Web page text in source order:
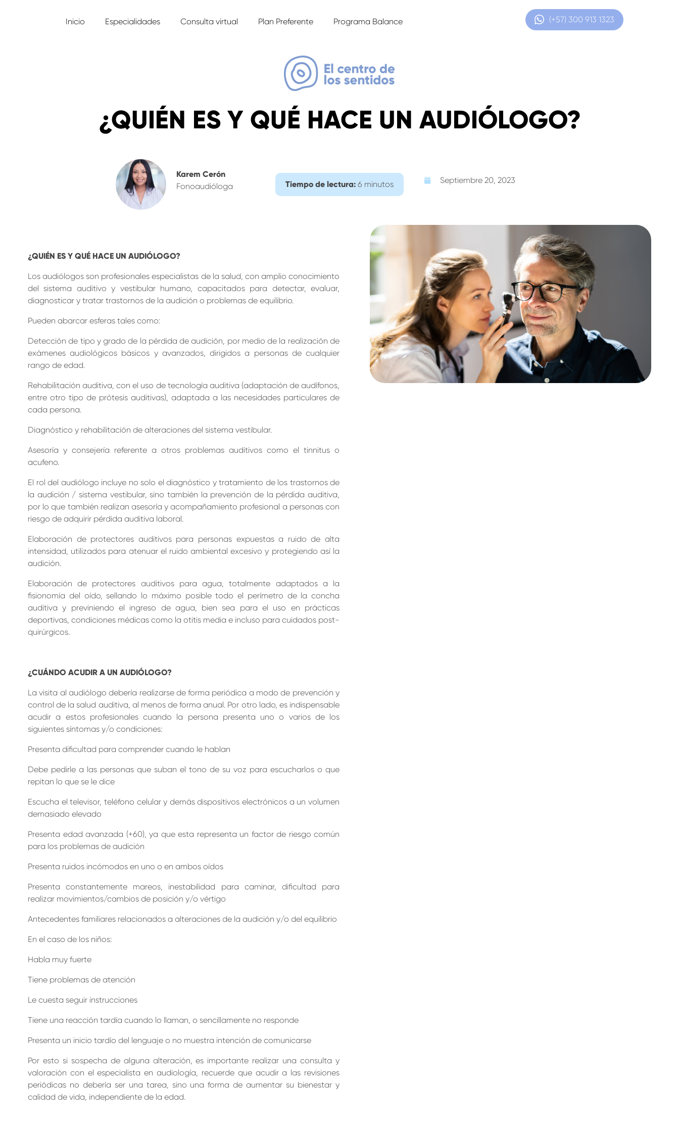
Inicio Especialidades Consulta virtual Plan Preferente Programa Balance (+57) 300 913 1323
¿QUIÉN ES Y QUÉ HACE UN AUDIÓLOGO?
Karem Cerón
Fonoaudióloga
Tiempo de lectura: 6 minutos Septiembre 20, 2023
¿QUIÉN ES Y QUÉ HACE UN AUDIÓLOGO?
Los audiólogos son profesionales especialistas de la salud, con amplio conocimiento
del sistema auditivo y vestibular humano, capacitados para detectar, evaluar,
diagnosticar y tratar trastornos de la audición o problemas de equilibrio.
Pueden abarcar esferas tales como:
Detección de tipo y grado de la pérdida de audición, por medio de la realización de
exámenes audiológicos básicos y avanzados, dirigidos a personas de cualquier
rango de edad.
Rehabilitación auditiva, con el uso de tecnología auditiva (adaptación de audífonos,
entre otro tipo de prótesis auditivas), adaptada a las necesidades particulares de
cada persona.
Diagnóstico y rehabilitación de alteraciones del sistema vestibular.
Asesoría y consejería referente a otros problemas auditivos como el tinnitus o
acufeno.
El rol del audiólogo incluye no solo el diagnóstico y tratamiento de los trastornos de
la audición / sistema vestibular, sino también la prevención de la pérdida auditiva,
por lo que también realizan asesoría y acompañamiento profesional a personas con
riesgo de adquirir pérdida auditiva laboral.
Elaboración de protectores auditivos para personas expuestas a ruido de alta
intensidad, utilizados para atenuar el ruido ambiental excesivo y protegiendo así la
audición.
Elaboración de protectores auditivos para agua, totalmente adaptados a la
fisionomía del oído, sellando lo máximo posible todo el perímetro de la concha
auditiva y previniendo el ingreso de agua, bien sea para el uso en prácticas
deportivas, condiciones médicas como la otitis media e incluso para cuidados post-
quirúrgicos.
¿CUÁNDO ACUDIR A UN AUDIÓLOGO?
La visita al audiólogo debería realizarse de forma periódica a modo de prevención y
control de la salud auditiva, al menos de forma anual. Por otro lado, es indispensable
acudir a estos profesionales cuando la persona presenta uno o varios de los
siguientes síntomas y/o condiciones:
Presenta dificultad para comprender cuando le hablan
Debe pedirle a las personas que suban el tono de su voz para escucharlos o que
repitan lo que se le dice
Escucha el televisor, teléfono celular y demás dispositivos electrónicos a un volumen
demasiado elevado
Presenta edad avanzada (+60), ya que esta representa un factor de riesgo común
para los problemas de audición
Presenta ruidos incómodos en uno o en ambos oídos
Presenta constantemente mareos, inestabilidad para caminar, dificultad para
realizar movimientos/cambios de posición y/o vértigo
Antecedentes familiares relacionados a alteraciones de la audición y/o del equilibrio
En el caso de los niños:
Habla muy fuerte
Tiene problemas de atención
Le cuesta seguir instrucciones
Tiene una reacción tardía cuando lo llaman, o sencillamente no responde
Presenta un inicio tardío del lenguaje o no muestra intención de comunicarse
Por esto si sospecha de alguna alteración, es importante realizar una consulta y
valoración con el especialista en audiología, recuerde que acudir a las revisiones
periódicas no debería ser una tarea, sino una forma de aumentar su bienestar y
calidad de vida, independiente de la edad.